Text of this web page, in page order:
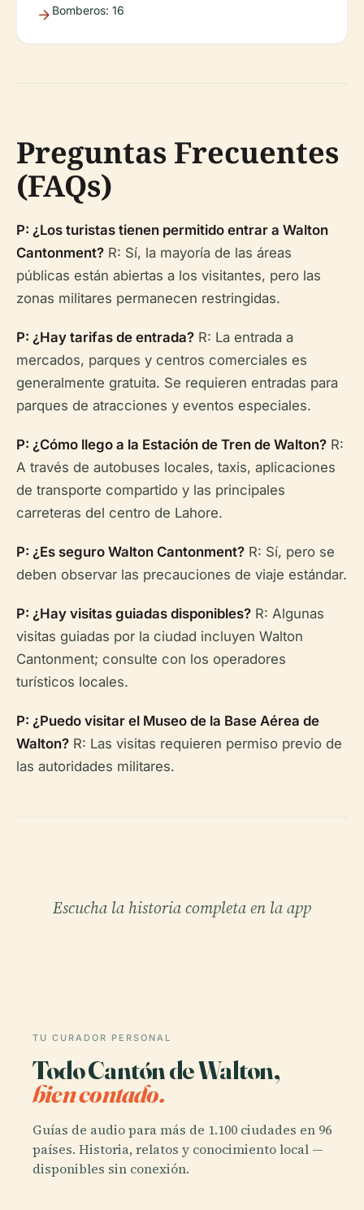
Bomberos: 16
Preguntas Frecuentes
(FAQs)
P: ¿Los turistas tienen permitido entrar a Walton
Cantonment? R: Sí, la mayoría de las áreas
públicas están abiertas a los visitantes, pero las
zonas militares permanecen restringidas.
P: ¿Hay tarifas de entrada? R: La entrada a
mercados, parques y centros comerciales es
generalmente gratuita. Se requieren entradas para
parques de atracciones y eventos especiales.
P: ¿Cómo llego a la Estación de Tren de Walton? R:
A través de autobuses locales, taxis, aplicaciones
de transporte compartido y las principales
carreteras del centro de Lahore.
P: ¿Es seguro Walton Cantonment? R: Sí, pero se
deben observar las precauciones de viaje estándar.
P: ¿Hay visitas guiadas disponibles? R: Algunas
visitas guiadas por la ciudad incluyen Walton
Cantonment; consulte con los operadores
turísticos locales.
P: ¿Puedo visitar el Museo de la Base Aérea de
Walton? R: Las visitas requieren permiso previo de
las autoridades militares.
Escucha la historia completa en la app
TU CURADOR PERSONAL
Todo Cantón de Walton,
bien contado.
Guías de audio para más de 1.100 ciudades en 96
países. Historia, relatos y conocimiento local —
disponibles sin conexión.